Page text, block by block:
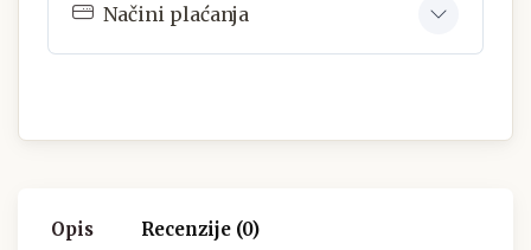
Načini plaćanja
Opis Recenzije (0)